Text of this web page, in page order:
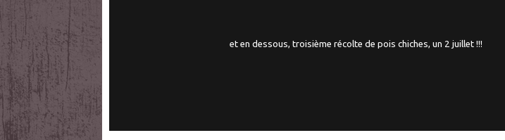
et en dessous, troisième récolte de pois chiches, un 2 juillet !!!